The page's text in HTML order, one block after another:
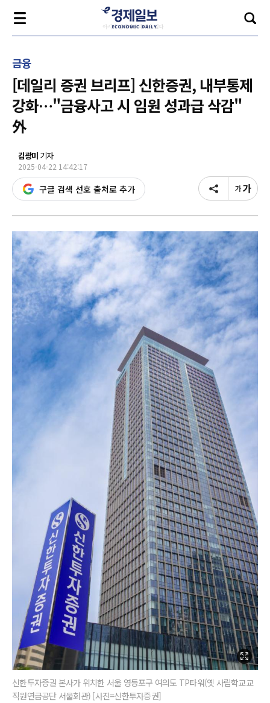
금융
[데일리 증권 브리프] 신한증권, 내부통제
강화…"금융사고 시 임원 성과급 삭감"
外
김광미 기자
2025-04-22 14:42:17
구글 검색 선호 출처로 추가
신한투자증권 본사가 위치한 서울 영등포구 여의도 TP타워(옛 사립학교교
직원연금공단 서울회관) [사진=신한투자증권]